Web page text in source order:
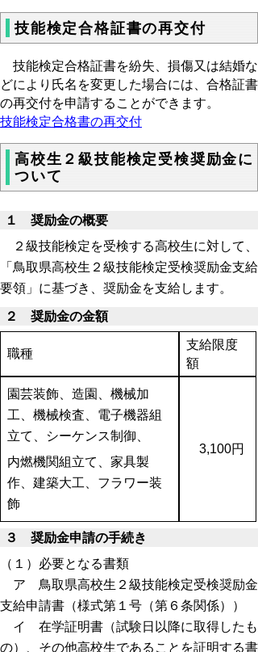
技能検定合格証書の再交付
技能検定合格証書を紛失、損傷又は結婚な
どにより氏名を変更した場合には、合格証書
の再交付を申請することができます。
技能検定合格書の再交付
高校生２級技能検定受検奨励金に
ついて
１ 奨励金の概要
２級技能検定を受検する高校生に対して、
「鳥取県高校生２級技能検定受検奨励金支給
要領」に基づき、奨励金を支給します。
２ 奨励金の金額
職種
支給限度
額
園芸装飾、造園、機械加
工、機械検査、電子機器組
立て、シーケンス制御、
内燃機関組立て、家具製
作、建築大工、フラワー装
飾
3,100円
３ 奨励金申請の手続き
（１）必要となる書類
ア 鳥取県高校生２級技能検定受検奨励金
支給申請書（様式第１号（第６条関係））
イ 在学証明書（試験日以降に取得したも
の）、その他高校生であることを証明する書